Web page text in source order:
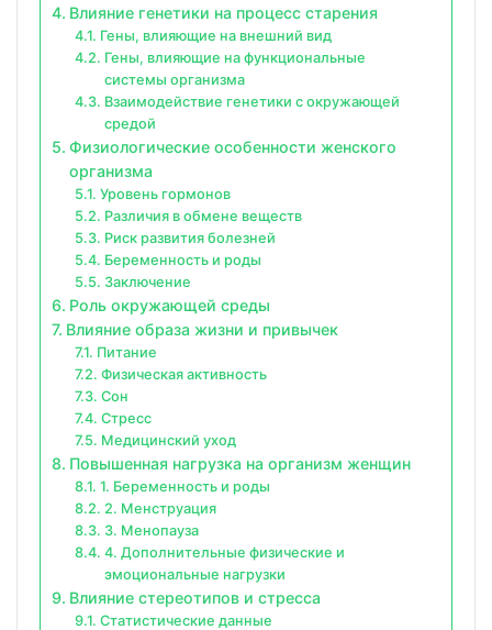
Влияние генетики на процесс старения
Гены, влияющие на внешний вид
Гены, влияющие на функциональные
системы организма
Взаимодействие генетики с окружающей
средой
Физиологические особенности женского
организма
Уровень гормонов
Различия в обмене веществ
Риск развития болезней
Беременность и роды
Заключение
Роль окружающей среды
Влияние образа жизни и привычек
Питание
Физическая активность
Сон
Стресс
Медицинский уход
Повышенная нагрузка на организм женщин
1. Беременность и роды
2. Менструация
3. Менопауза
4. Дополнительные физические и
эмоциональные нагрузки
Влияние стереотипов и стресса
Статистические данные